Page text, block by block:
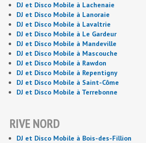
DJ et Disco Mobile à Lachenaie
DJ et Disco Mobile à Lanoraie
DJ et Disco Mobile à Lavaltrie
DJ et Disco Mobile à Le Gardeur
DJ et Disco Mobile à Mandeville
DJ et Disco Mobile à Mascouche
DJ et Disco Mobile à Rawdon
DJ et Disco Mobile à Repentigny
DJ et Disco Mobile à Saint-Côme
DJ et Disco Mobile à Terrebonne
RIVE NORD
DJ et Disco Mobile à Bois-des-Fillion